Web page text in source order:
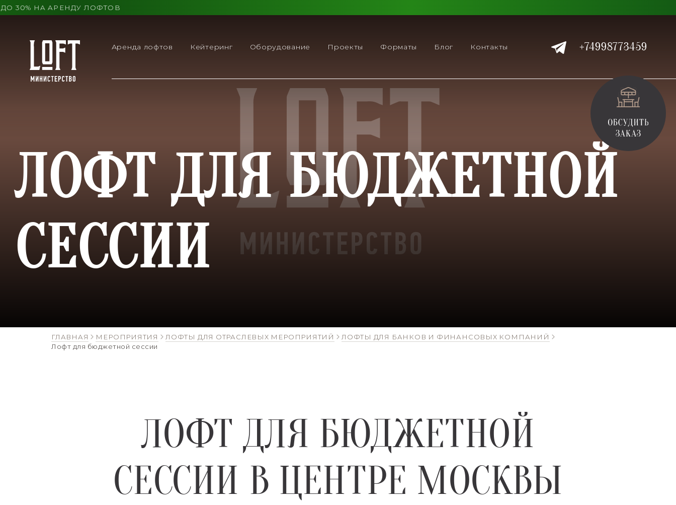
НА АРЕНДУ ЛОФТОВ
Аренда лофтов Кейтеринг Оборудование Проекты Форматы Блог Контакты +74998773459
ЛОФТ ДЛЯ БЮДЖЕТНОЙ
СЕССИИ
ГЛАВНАЯ МЕРОПРИЯТИЯ ЛОФТЫ ДЛЯ ОТРАСЛЕВЫХ МЕРОПРИЯТИЙ
ЛОФТЫ ДЛЯ БАНКОВ И ФИНАНСОВЫХ КОМПАНИЙ
Лофт для бюджетной сессии
ЛОФТ ДЛЯ БЮДЖЕТНОЙ
СЕССИИ В ЦЕНТРЕ МОСКВЫ